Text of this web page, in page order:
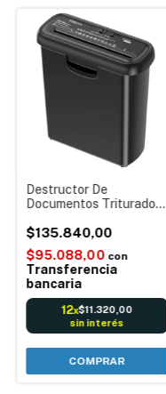
Destructor De
Documentos Trituradora
Particular Peq. Oficina
$135.840,00
$95.088,00 con
Transferencia
bancaria
12x$11.320,00
sin interés